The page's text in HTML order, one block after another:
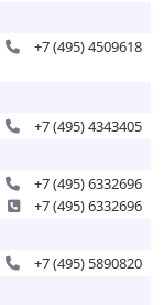
+7 (495) 4509618
+7 (495) 4343405
+7 (495) 6332696
+7 (495) 6332696
+7 (495) 5890820